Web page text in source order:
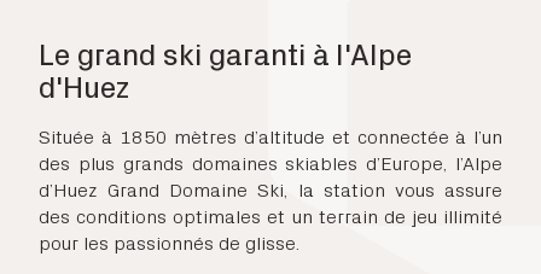
Le grand ski garanti à l'Alpe
d'Huez
Située à 1850 mètres d’altitude et connectée à l’un
des plus grands domaines skiables d’Europe, l’Alpe
d’Huez Grand Domaine Ski, la station vous assure
des conditions optimales et un terrain de jeu illimité
pour les passionnés de glisse.